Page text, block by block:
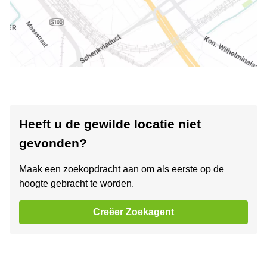
Heeft u de gewilde locatie niet
gevonden?
Maak een zoekopdracht aan om als eerste op de
hoogte gebracht te worden.
Creëer Zoekagent